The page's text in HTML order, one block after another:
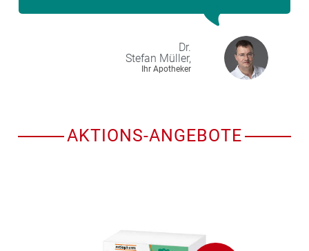
Dr.
Stefan Müller,
Ihr Apotheker
AKTIONS-ANGEBOTE